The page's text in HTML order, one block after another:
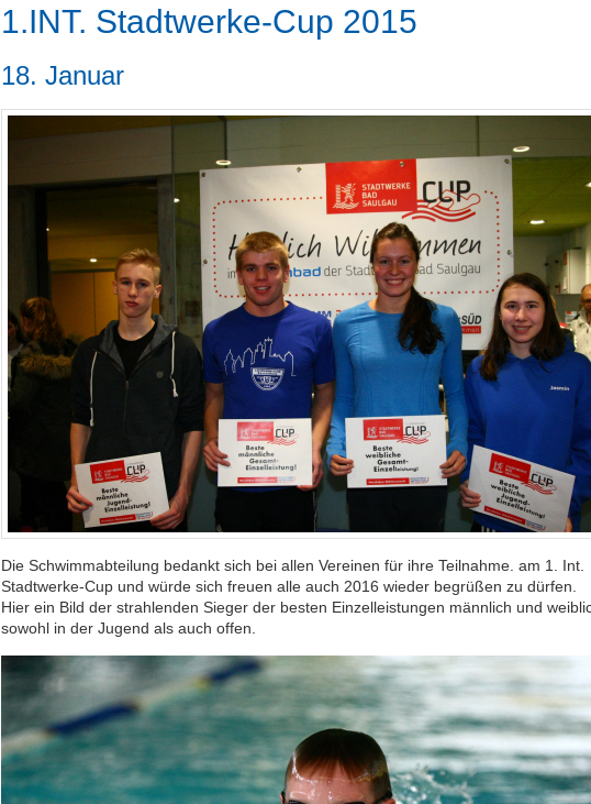
1.INT. Stadtwerke-Cup 2015
18. Januar
Die Schwimmabteilung bedankt sich bei allen Vereinen für ihre Teilnahme. am 1. Int.
Stadtwerke-Cup und würde sich freuen alle auch 2016 wieder begrüßen zu dürfen.
Hier ein Bild der strahlenden Sieger der besten Einzelleistungen männlich und
sowohl in der Jugend als auch offen.